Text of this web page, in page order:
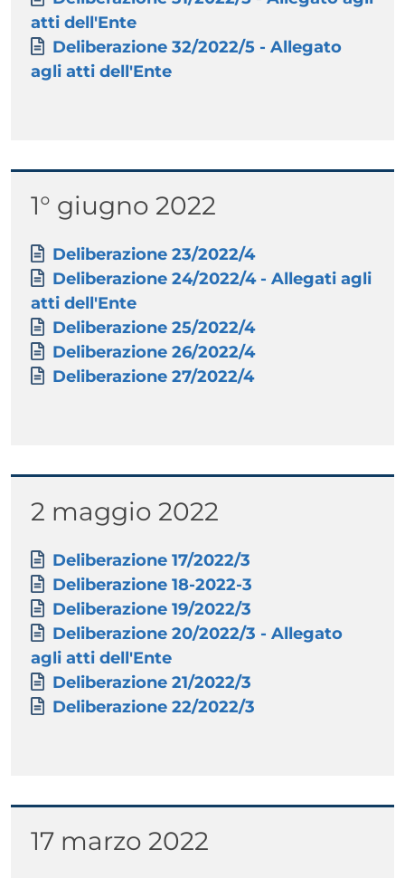
atti dell'Ente
Documento
Deliberazione 32/2022/5 - Allegato
agli atti dell'Ente
Titolo
1° giugno 2022
Paragrafo
Allegati
Documento
Deliberazione 23/2022/4
Documento
Deliberazione 24/2022/4 - Allegati agli
atti dell'Ente
Documento
Deliberazione 25/2022/4
Documento
Deliberazione 26/2022/4
Documento
Deliberazione 27/2022/4
Titolo
2 maggio 2022
Paragrafo
Allegati
Documento
Deliberazione 17/2022/3
Documento
Deliberazione 18-2022-3
Documento
Deliberazione 19/2022/3
Documento
Deliberazione 20/2022/3 - Allegato
agli atti dell'Ente
Documento
Deliberazione 21/2022/3
Documento
Deliberazione 22/2022/3
Titolo
17 marzo 2022